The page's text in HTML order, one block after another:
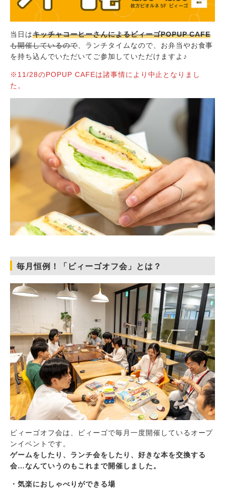
当日はキッチャコーヒーさんによるビィーゴPOPUP CAFE
も開催しているので、ランチタイムなので、お弁当やお食事
を持ち込んでいただいてご参加していただけますよ ♪
※11/28のPOPUP CAFEは諸事情により中止となりまし
た。
毎月恒例！「ビィーゴオフ会」とは？
ビィーゴオフ会は、ビィーゴで毎月一度開催しているオープ
ンイベントです。
ゲームをしたり、ランチ会をしたり、好きな本を交換する
会…なんていうのもこれまで開催しました。
・気楽におしゃべりができる場